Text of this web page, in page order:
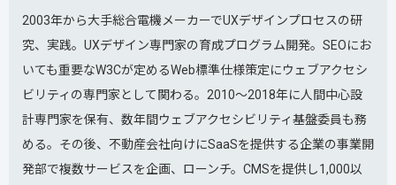
2003年から大手総合電機メーカーでUXデザインプロセスの研
究、実践。UXデザイン専門家の育成プログラム開発。SEOにお
いても重要なW3Cが定めるWeb標準仕様策定にウェブアクセシ
ビリティの専門家として関わる。2010～2018年に人間中心設
計専門家を保有、数年間ウェブアクセシビリティ基盤委員も務
める。その後、不動産会社向けにSaaSを提供する企業の事業開
発部で複数サービスを企画、ローンチ。CMSを提供し1,000以